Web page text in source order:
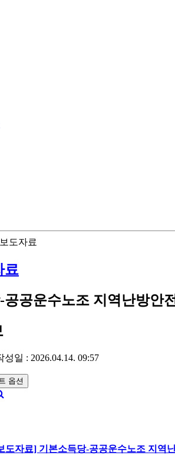
도자료
료
공공운수노조 지역난방안
성일 : 2026.04.14. 09:57
옵션
도자료] 기본소득당-공공운수노조 지역